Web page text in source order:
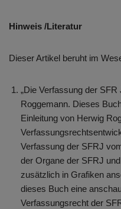
Hinweis /Literatur
Dieser Artikel beruht im
„Die Verfassung der
Roggemann. Dieses
Einleitung von Herwig
Verfassung der SFRJ
der Organe der SFRJ
zusätzlich in Grafiken
dieses Buch eine
Verfassungsrecht der